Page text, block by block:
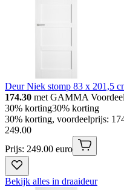
Deur Niek stomp 83 x 201,5
174.30 met GAMMA
30% korting30% korting
30% korting, voordeelprijs:
249.00
Prijs: 249.00 euro
Bekijk alles in draaideur